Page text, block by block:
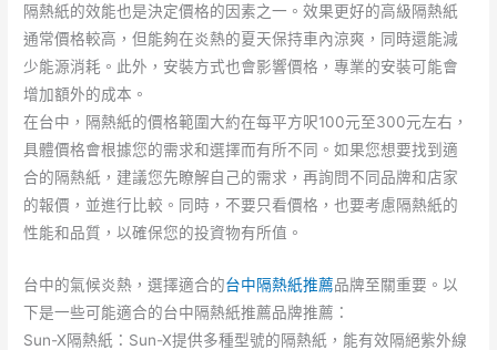
隔熱紙的效能也是決定價格的因素之一。效果更好的高級隔熱紙
通常價格較高，但能夠在炎熱的夏天保持車內涼爽，同時還能減
少能源消耗。此外，安裝方式也會影響價格，專業的安裝可能會
增加額外的成本。
在台中，隔熱紙的價格範圍大約在每平方呎100元至300元左右，
具體價格會根據您的需求和選擇而有所不同。如果您想要找到適
合的隔熱紙，建議您先瞭解自己的需求，再詢問不同品牌和店家
的報價，並進行比較。同時，不要只看價格，也要考慮隔熱紙的
性能和品質，以確保您的投資物有所值。
台中的氣候炎熱，選擇適合的台中隔熱紙推薦品牌至關重要。以
下是一些可能適合的台中隔熱紙推薦品牌推薦：
Sun-X隔熱紙：Sun-X提供多種型號的隔熱紙，能有效隔絕紫外線